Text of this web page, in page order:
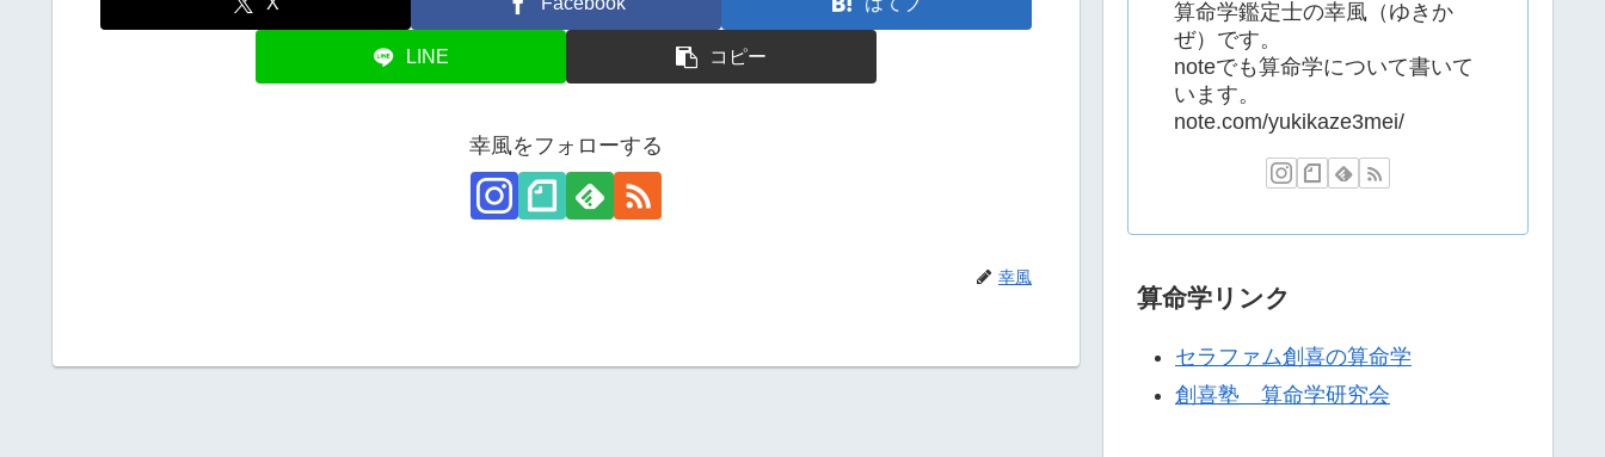
LINE コピー
幸風をフォローする
幸風
算命学鑑定士の幸風（ゆきか
ぜ）です。
noteでも算命学について書いて
います。
note.com/yukikaze3mei/
算命学リンク
セラファム創喜の算命学
創喜塾 算命学研究会